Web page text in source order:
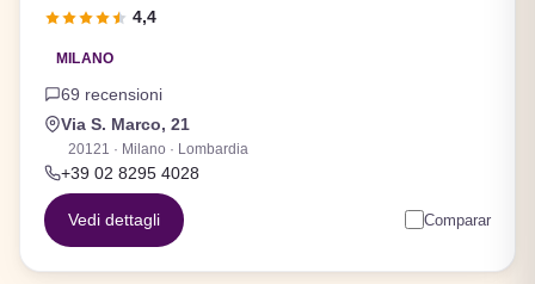
4,4
MILANO
69 recensioni
Via S. Marco, 21
20121 · Milano · Lombardia
+39 02 8295 4028
Vedi dettagli Comparar